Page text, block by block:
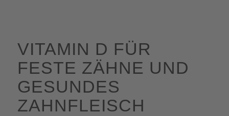
VITAMIN D FÜR
FESTE ZÄHNE UND
GESUNDES
ZAHNFLEISCH